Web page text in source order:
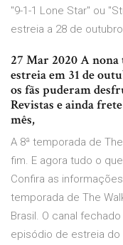
"9-1-1 Lone Star" ou
estreia a 28 de outubro
27 Mar 2020 A
estreia em 31 de
os fãs puderam
Revistas e ainda
mês,
A 8ª temporada de
fim. E agora tudo o
Confira as
temporada de The
Brasil. O canal
episódio de estreia